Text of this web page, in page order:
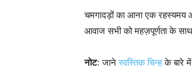
चमगादड़ों का आना एक रहस्यमय
आवाज सभी को महज़पूर्णता के
नोट: जानेस्वस्तिक चिन्हके बारे